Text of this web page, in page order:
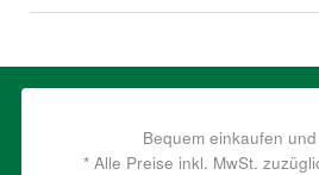
Bequem einkaufen
* Alle Preise inkl. MwSt.